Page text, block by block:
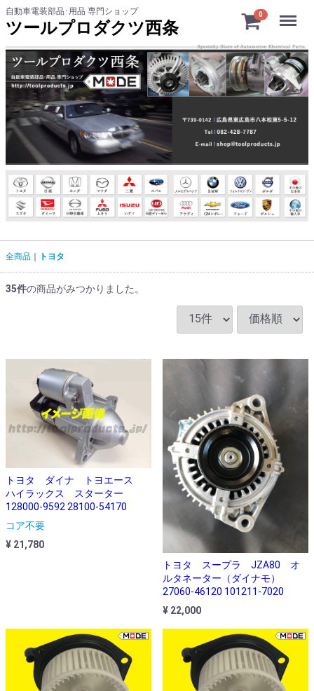
自動車電装部品･用品 専門ショップ
ツールプロダクツ西条
0
全商品 トヨタ
35件の商品がみつかりました。
トヨタ ダイナ トヨエース
ハイラックス スターター
128000-9592 28100-54170
コア不要
¥ 21,780
トヨタ スープラ JZA80 オ
ルタネーター（ダイナモ）
27060-46120 101211-7020
¥ 22,000